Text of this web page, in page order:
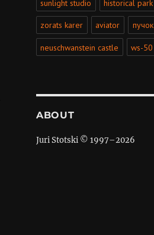
sunlight studio historical park
zorats karer aviator пучок
neuschwanstein castle ws-50
ABOUT
Juri Stotski © 1997–2026